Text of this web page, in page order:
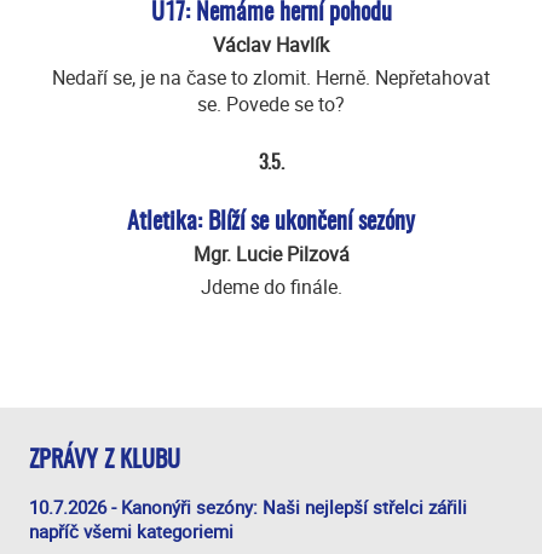
U17: Nemáme herní pohodu
Václav Havlík
Nedaří se, je na čase to zlomit. Herně. Nepřetahovat
se. Povede se to?
3.5.
Atletika: Blíží se ukončení sezóny
Mgr. Lucie Pilzová
Jdeme do finále.
ZPRÁVY Z KLUBU
10.7.2026 - Kanonýři sezóny: Naši nejlepší střelci zářili
napříč všemi kategoriemi